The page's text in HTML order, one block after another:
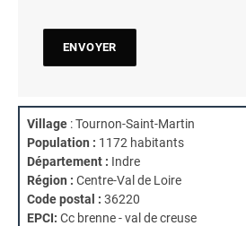
Village : Tournon-Saint-Martin
Population : 1172 habitants
Département : Indre
Région : Centre-Val de Loire
Code postal : 36220
EPCI: Cc brenne - val de creuse